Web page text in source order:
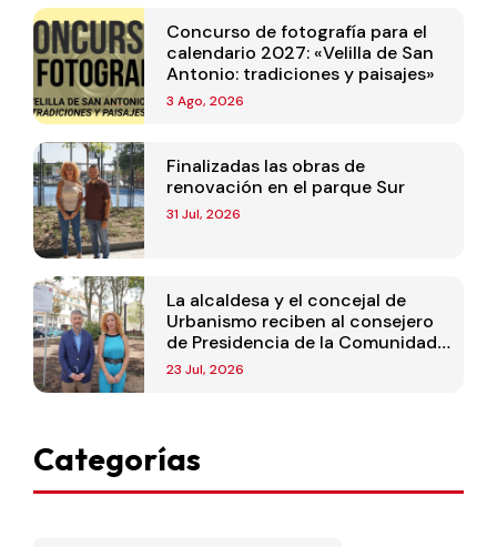
Concurso de fotografía para el
calendario 2027: «Velilla de San
Antonio: tradiciones y paisajes»
3 Ago, 2026
Finalizadas las obras de
renovación en el parque Sur
31 Jul, 2026
La alcaldesa y el concejal de
Urbanismo reciben al consejero
de Presidencia de la Comunidad
de Madrid
23 Jul, 2026
Categorías